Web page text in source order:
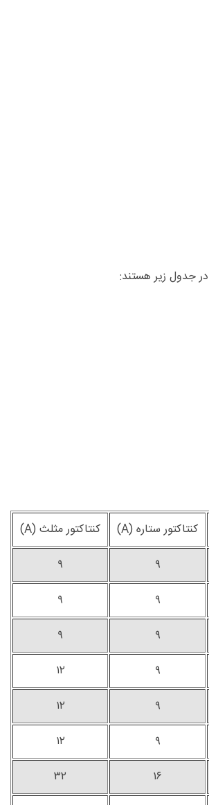
کنتاکتور ستاره (A)
کنتاکتور مثلث (A)
۹
۹
۹
۹
۹
۹
۹
۱۲
۹
۱۲
۹
۱۲
۱۶
۳۲